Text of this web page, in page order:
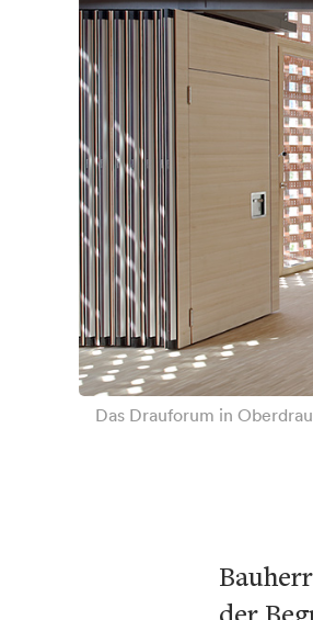
Das Drauforum in